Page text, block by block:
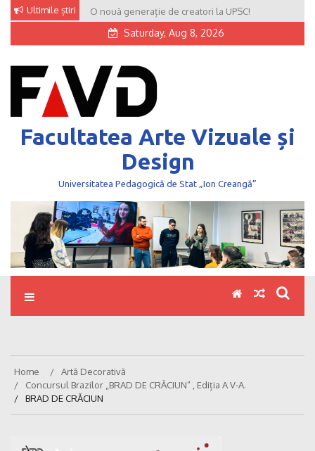
Skip
content
Ultimile știri O nouă generație de creatori la UPSC!
Saturday, Aug 8, 2026
Facultatea Arte Vizuale și
Design
Universitatea Pedagogică de Stat „Ion Creangă”
Home
Artă Decorativă
Concursul Brazilor „BRAD DE CRĂCIUN” , Ediția A V-A.
BRAD DE CRĂCIUN